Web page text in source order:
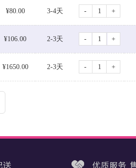
¥80.00 3-4天 - +
¥106.00 2-3天 - +
¥1650.00 2-3天 - +